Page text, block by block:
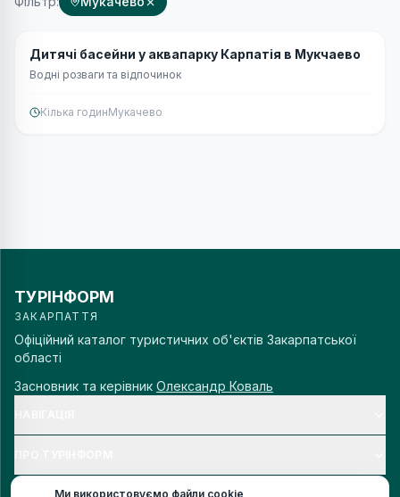
👨‍👩‍👧 Середній
Дитячі басейни у аквапарку Карпатія в Мукчаево
Водні розваги та відпочинок
Кілька годинМукачево
ТУРІНФОРМ
ЗАКАРПАТТЯ
Офіційний каталог туристичних об'єктів Закарпатської
області
Засновник та керівник Олександр Коваль
Ми використовуємо файли cookie